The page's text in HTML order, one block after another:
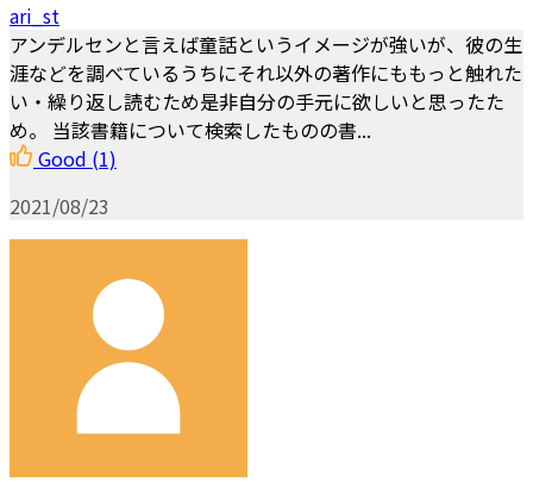
ari_st
アンデルセンと言えば童話というイメージが強いが、彼の生
涯などを調べているうちにそれ以外の著作にももっと触れた
い・繰り返し読むため是非自分の手元に欲しいと思ったた
め。 当該書籍について検索したものの書...
Good (1)
2021/08/23